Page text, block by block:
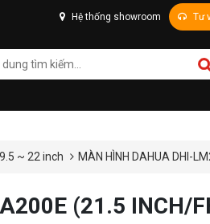
Hệ thống showroom Tư
~ 22 inch MÀN HÌNH DAHUA DHI-
(21.5 INCH/